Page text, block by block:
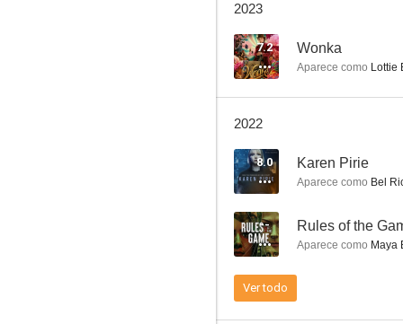
--
2023
7.2 Wonka
Aparece como Lottie
2022
8.0 Karen Pirie
Aparece como Bel
-- Rules of the
Aparece como Maya
Ver todo